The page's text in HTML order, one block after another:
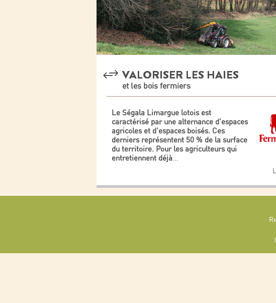
VALORISER LES HAIES
et les bois fermiers
Le Ségala Limargue lotois est
caractérisé par une alternance d’espaces
agricoles et d’espaces boisés. Ces
derniers représentent 50 % de la surface
du territoire. Pour les agriculteurs qui
entretiennent déjà...